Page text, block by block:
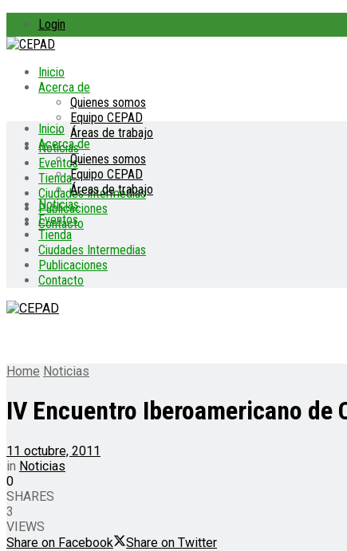
Login
Inicio
Acerca de
Quienes somos
Equipo CEPAD
Áreas de trabajo
Noticias
Eventos
Tienda
Ciudades Intermedias
Publicaciones
Contacto
Inicio
Acerca de
Quienes somos
Equipo CEPAD
Áreas de trabajo
Noticias
Eventos
Tienda
Ciudades Intermedias
Publicaciones
Contacto
Home Noticias
IV Encuentro Iberoamericano de
11 octubre, 2011
in Noticias
0
SHARES
3
VIEWS
Share on Facebook
Share on Twitter